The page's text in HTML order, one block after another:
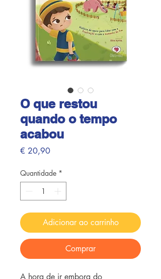
O que restou
quando o tempo
acabou
€ 20,90Preço
Quantidade *
Adicionar ao carrinho
Comprar
A hora de ir embora do